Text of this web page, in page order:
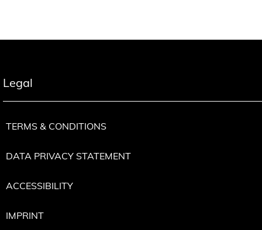
Legal
TERMS & CONDITIONS
DATA PRIVACY STATEMENT
ACCESSIBILITY
IMPRINT